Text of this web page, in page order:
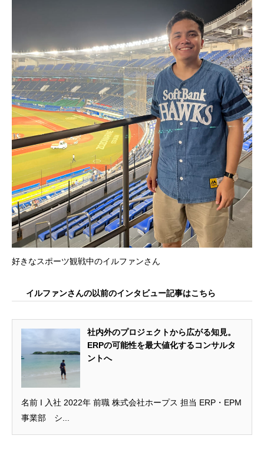
好きなスポーツ観戦中のイルファンさん
イルファンさんの以前のインタビュー記事はこちら
社内外のプロジェクトから広がる知見。
ERPの可能性を最大値化するコンサルタ
ントへ
名前 I 入社 2022年 前職 株式会社ホープス 担当 ERP・EPM
事業部 シ...